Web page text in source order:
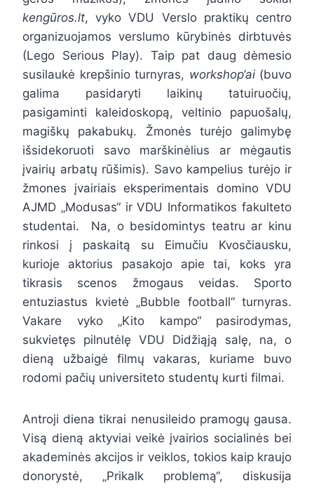
kengūros.lt, vyko VDU Verslo praktikų centro
organizuojamos verslumo kūrybinės dirbtuvės
(Lego Serious Play). Taip pat daug dėmesio
susilaukė krepšinio turnyras, workshop‘ai(buvo
galima pasidaryti laikinų tatuiruočių,
pasigaminti kaleidoskopą, veltinio papuošalų,
magiškų pakabukų. Žmonės turėjo galimybę
išsidekoruoti savo marškinėlius ar mėgautis
įvairių arbatų rūšimis). Savo kampelius turėjo ir
žmones įvairiais eksperimentais domino VDU
AJMD „Modusas“ ir VDU Informatikos fakulteto
studentai. Na, o besidomintys teatru ar kinu
rinkosi į paskaitą su Eimučiu Kvosčiausku,
kurioje aktorius pasakojo apie tai, koks yra
tikrasis scenos žmogaus veidas. Sporto
entuziastus kvietė „Bubble football“ turnyras.
Vakare vyko „Kito kampo“ pasirodymas,
sukvietęs pilnutėlę VDU Didžiąją salę, na, o
dieną užbaigė filmų vakaras, kuriame buvo
rodomi pačių universiteto studentų kurti filmai.
Antroji diena tikrai nenusileido pramogų gausa.
Visą dieną aktyviai veikė įvairios socialinės bei
akademinės akcijos ir veiklos, tokios kaip kraujo
donorystė, „Prikalk problemą“, diskusija